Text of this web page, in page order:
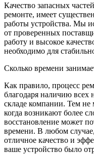
Качество запасных
ремонте, имеет
работы устройства. Мы
от проверенных
работу и высокое
необходимо для
Сколько времени
Как правило, процесс
благодаря наличию
складе компании. Тем не
когда возникают более
восстановление может
времени. В любом
отличное качество и
ваше устройство было